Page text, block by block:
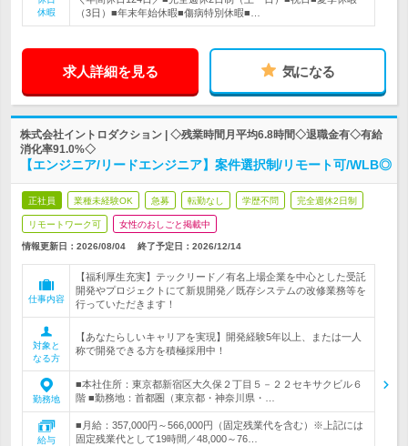
休暇
（3日）■年末年始休暇■傷病特別休暇■…
求人詳細を見る 気になる
株式会社イントロダクション | ◇残業時間月平均6.8時間◇退職金有◇有給
消化率91.0%◇
【エンジニア/リードエンジニア】案件選択制/リモート可/WLB◎
正社員 業種未経験OK 急募 転勤なし 学歴不問 完全週休2日制
リモートワーク可 女性のおしごと掲載中
情報更新日：2026/08/04 終了予定日： 2026/12/14
仕事内容
【福利厚生充実】テックリード／有名上場企業を中心とした受託
開発やプロジェクトにて新規開発／既存システムの改修業務等を
行っていただきます！
対象と
なる方
【あなたらしいキャリアを実現】開発経験5年以上、または一人
称で開発できる方を積極採用中！
勤務地
■本社住所：東京都新宿区大久保２丁目５－２２セキサクビル６
階 ■勤務地：首都圏（東京都・神奈川県・…
給与
■月給：357,000円～566,000円（固定残業代を含む）※上記には
固定残業代として19時間／48,000～76…